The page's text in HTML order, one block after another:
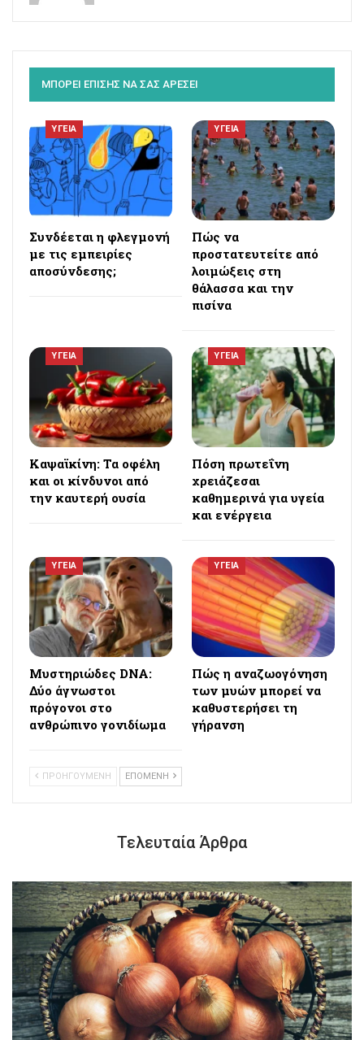
ΜΠΟΡΕΙ ΕΠΙΣΗΣ ΝΑ ΣΑΣ ΑΡΕΣΕΙ
ΥΓΕΙΑ
Συνδέεται η φλεγμονή
με τις εμπειρίες
αποσύνδεσης;
ΥΓΕΙΑ
Πώς να
προστατευτείτε από
λοιμώξεις στη
θάλασσα και την
πισίνα
ΥΓΕΙΑ
Καψαϊκίνη: Τα οφέλη
και οι κίνδυνοι από
την καυτερή ουσία
ΥΓΕΙΑ
Πόση πρωτεΐνη
χρειάζεσαι
καθημερινά για υγεία
και ενέργεια
ΥΓΕΙΑ
Μυστηριώδες DNA:
Δύο άγνωστοι
πρόγονοι στο
ανθρώπινο γονιδίωμα
ΥΓΕΙΑ
Πώς η αναζωογόνηση
των μυών μπορεί να
καθυστερήσει τη
γήρανση
ΠΡΟΗΓΟΥΜΕΝΗ ΕΠΟΜΕΝΗ
Τελευταία Άρθρα